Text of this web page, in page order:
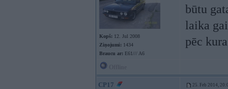
Kopš: 12. Jul 2008
Ziņojumi: 1434
Braucu ar: E61/// A6
būtu
laika
pēc
CP17 25. Feb 2014,